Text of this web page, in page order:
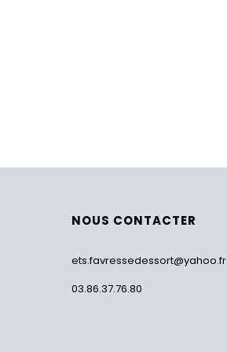
NOUS CONTACTER
ets.favressedessort@yahoo.fr
03.86.37.76.80